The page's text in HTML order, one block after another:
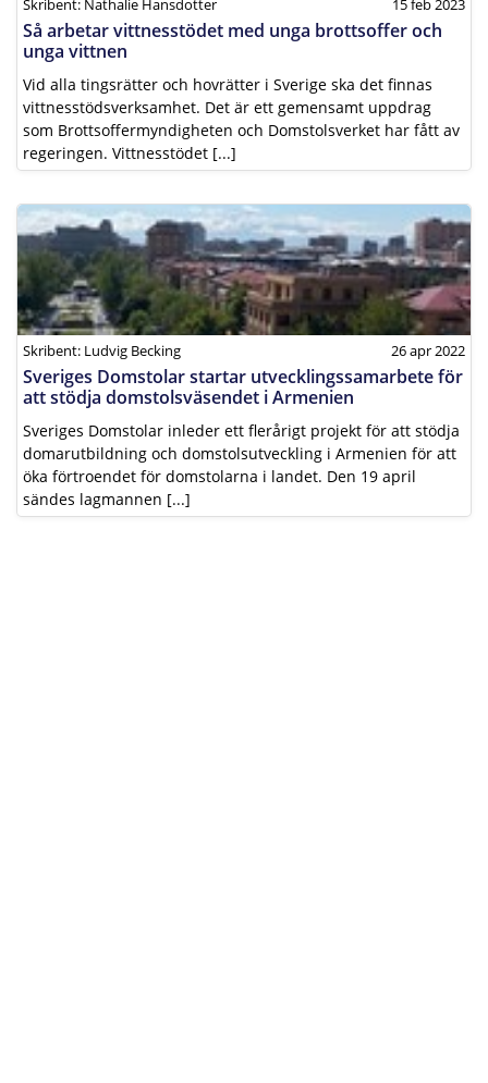
Skribent: Nathalie Hansdotter 15 feb 2023
Så arbetar vittnesstödet med unga brottsoffer och
unga vittnen
Vid alla tingsrätter och hovrätter i Sverige ska det finnas
vittnesstödsverksamhet. Det är ett gemensamt uppdrag
som Brottsoffermyndigheten och Domstolsverket har fått av
regeringen. Vittnesstödet [...]
Skribent: Ludvig Becking 26 apr 2022
Sveriges Domstolar startar utvecklingssamarbete för
att stödja domstolsväsendet i Armenien
Sveriges Domstolar inleder ett flerårigt projekt för att stödja
domarutbildning och domstolsutveckling i Armenien för att
öka förtroendet för domstolarna i landet. Den 19 april
sändes lagmannen [...]